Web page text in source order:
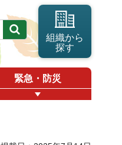
組織から
探す
緊急・防災